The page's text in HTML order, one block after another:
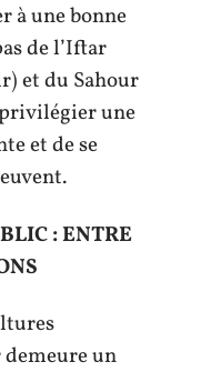
à une bonne
de l’Iftar
et du Sahour
privilégier une
et de se
: ENTRE
un